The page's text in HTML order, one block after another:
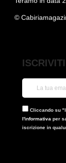
©
Cliccando su
l'informativa per
iscrizione in